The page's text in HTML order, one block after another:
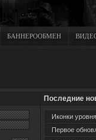
БАННЕРООБМЕН
Последние
Иконки
Первое